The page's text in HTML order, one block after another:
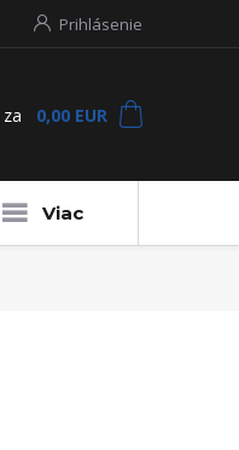
Prihlásenie
za 0,00 EUR
Viac